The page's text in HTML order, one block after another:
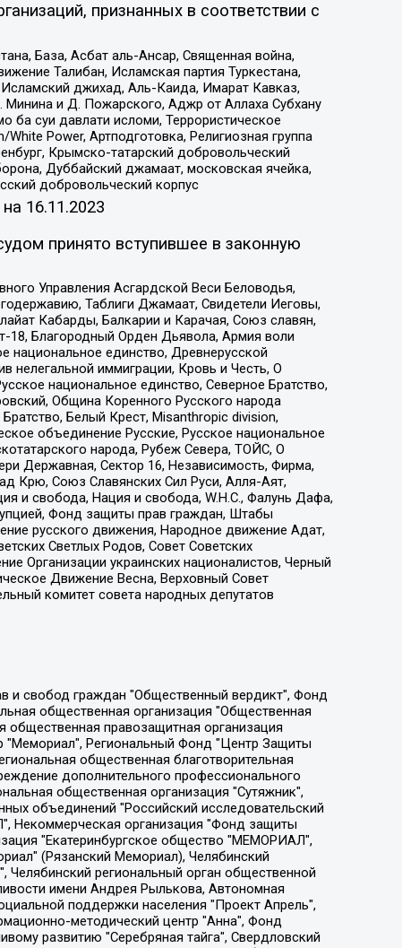
признанных в соответствии с
База, Асбат аль-Ансар, Священная война,
Талибан, Исламская партия Туркестана,
джихад, Аль-Каида, Имарат Кавказ,
и Д. Пожарского, Аджр от Аллаха Субхану
суи давлати исломи, Террористическое
Power, Артподготовка, Религиозная группа
Крымско-татарский добровольческий
Дуббайский джамаат, московская ячейка,
добровольческий корпус
16.11.2023
принято вступившее в законную
Управления Асгардской Веси Беловодья,
Таблиги Джамаат, Свидетели Иеговы,
Кабарды, Балкарии и Карачая, Союз славян,
18, Благородный Орден Дьявола, Армия воли
национальное единство, Древнерусской
нелегальной иммиграции, Кровь и Честь, О
национальное единство, Северное Братство,
Община Коренного Русского народа
Белый Крест, Misanthropic division,
объединение Русские, Русское национальное
народа, Рубеж Севера, ТОЙС, О
Державная, Сектор 16, Независимость, Фирма,
Крю, Союз Славянских Сил Руси, Алля-Аят,
и свобода, Нация и свобода, W.H.С., Фалунь Дафа,
Фонд защиты прав граждан, Штабы
русского движения, Народное движение Адат,
Светлых Родов, Совет Советских
Организации украинских националистов, Черный
Движение Весна, Верховный Совет
комитет совета народных депутатов
ЛГБТ-инициативная группа "Выход", Инициативная группа ЛГБТ+ "Реверс", Алексеев Андрей Викторович, Бекбулатова Таисия Львовна, Беляев Иван Михайлович, Владыкина Елена Сергеевна, Гельман Марат Александрович, Никульшина Вероника Юрьевна, Толоконникова Надежда Андреевна, Шендерович Виктор Анатольевич, Общество с ограниченной ответственностью "Данное сообщение", Общество с ограниченной ответственностью Издательский дом "Новая глава", Айнбиндер Александра Александровна, Московский комьюнити-центр для ЛГБТ+инициатив, Благотворительный фонд развития филантропии, Deutsche Welle (Германия, Kurt-Schumacher-Strasse 3, 53113 Bonn), Борзунова Мария Михайловна, Воробьев Виктор Викторович, Голубева Анна Львовна, Константинова Алла Михайловна, Малкова Ирина Владимировна, Мурадов Мурад Абдулгалимович, Осетинская Елизавета Николаевна, Понасенков Евгений Николаевич, Ганапольский Матвей Юрьевич, Киселев Евгений Алексеевич, Борухович Ирина Григорьевна, Дремин Иван Тимофеевич, Дубровский Дмитрий Викторович, Красноярская региональная общественная организация поддержки и развития альтернативных образовательных технологий и межкультурных коммуникаций "ИНТЕРРА", Маяковская Екатерина Алексеевна, Фейгин Марк Захарович, Филимонов Андрей Викторович, Дзугкоева Регина Николаевна, Доброхотов Роман Александрович, Дудь Юрий Александрович, Елкин Сергей Владимирович, Кругликов Кирилл Игоревич, Сабунаева Мария Леонидовна, Семенов Алексей Владимирович, Шаинян Карен Багратович, Шульман Екатерина Михайловна, Асафьев Артур Валерьевич, Вахштайн Виктор Семенович, Венедиктов Алексей Алексеевич, Лушникова Екатерина Евгеньевна, Волков Леонид Михайлович, Невзоров Александр Глебович, Пархоменко Сергей Борисович, Сироткин Ярослав Николаевич, Кара-Мурза Владимир Владимирович, Баранова Наталья Владимировна, Гозман Леонид Яковлевич, Кагарлицкий Борис Юльевич, Климарев Михаил Валерьевич, Милов Владимир Станиславович, Автономная некоммерческая организация Краснодарский центр современного искусства "Типография", Моргенштерн Алишер Тагирович, Соболь Любовь Эдуардовна, Общество с ограниченной ответственностью "ЛИЗА НОРМ", Каспаров Гарри Кимович, Ходорковский Михаил Борисович, Общество с ограниченной ответственностью "Апрельские тезисы", Данилович Ирина Брониславовна, Кашин Олег Владимирович, Петров Николай Владимирович, Пивоваров Алексей Владимирович, Соколов Михаил Владимирович, Цветкова Юлия Владимировна, Чичваркин Евгений Александрович, Комитет против пыток/Команда против пыток, Общество с ограниченной ответственностью "Первый научный", Общество с ограниченной ответственностью "Вертолет и ко", Белоцерковская Вероника Борисовна, Кац Максим Евгеньевич, Лазарева Татьяна Юрьевна, Шаведдинов Руслан Табризович, Яшин Илья Валерьевич, Общество с ограниченной ответственностью "Иноагент ААВ", Алешковский Дмитрий Петрович, Альбац Евгения Марковна, Быков Дмитрий Львович, Галямина Юлия Евгеньевна, Лойко Сергей Леонидович, Мартынов Кирилл Константинович, Медведев Сергей Александрович, Крашенинников Федор Геннадиевич, Гордеева Катерина Вл